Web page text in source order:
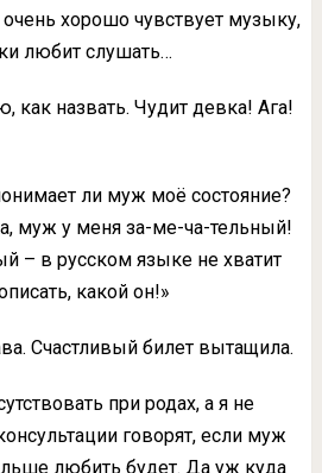
хорошо чувствует музыку,
любит слушать…
как назвать. Чудит девка! Ага!
ли муж моё состояние?
муж у меня за-ме-ча-тельный!
– в русском языке не хватит
какой он!»
Счастливый билет вытащила.
при родах, а я не
говорят, если муж
любить будет. Да уж куда